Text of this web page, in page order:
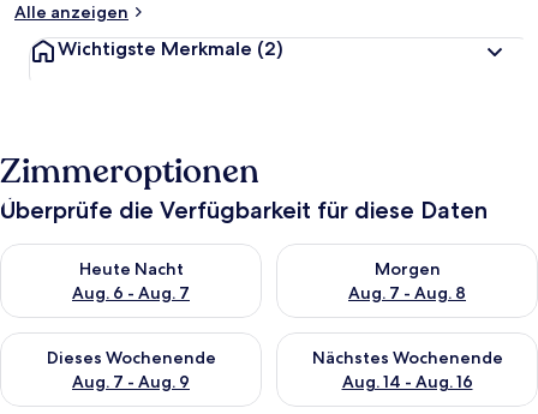
Alle anzeigen
Wichtigste Merkmale (2)
Zimmeroptionen
Überprüfe die Verfügbarkeit für diese Daten
Heute Nacht
Aug. 6 - Aug. 7
Überprüfe die Verfügbarkeit für heute Nacht, Aug. 6 - Aug. 7.
Morgen
Aug. 7 - Aug. 8
Überprüfe die Verfügbarkeit
Dieses Wochenende
Aug. 7 - Aug. 9
Überprüfe die Verfügbarkeit für dieses Wochenende, Aug. 7
Nächstes Wochenende
Aug. 14 - Aug. 16
Überprüfe die Verfügbarkeit